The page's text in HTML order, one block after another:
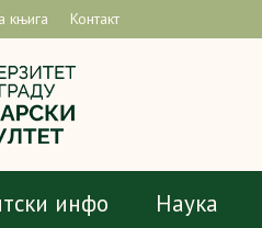
књига Контакт
инфо Наука